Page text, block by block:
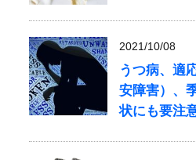
2021/10/08
うつ病、適
安障害）、
状にも要注